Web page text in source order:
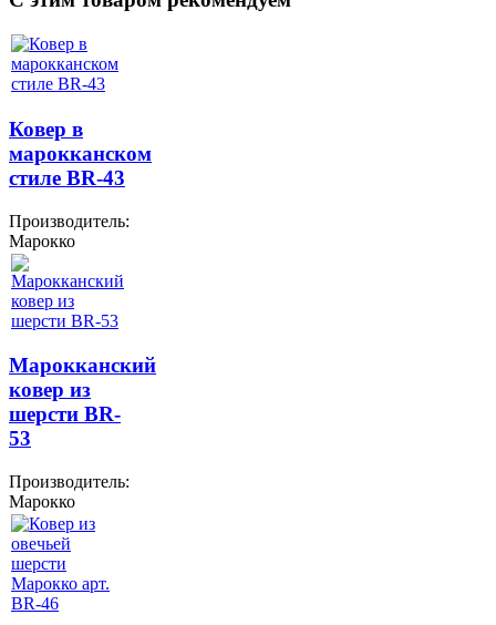
Ковер в
марокканском
стиле BR-43
Производитель:
Марокко
Марокканский
ковер из
шерсти BR-
53
Производитель:
Марокко